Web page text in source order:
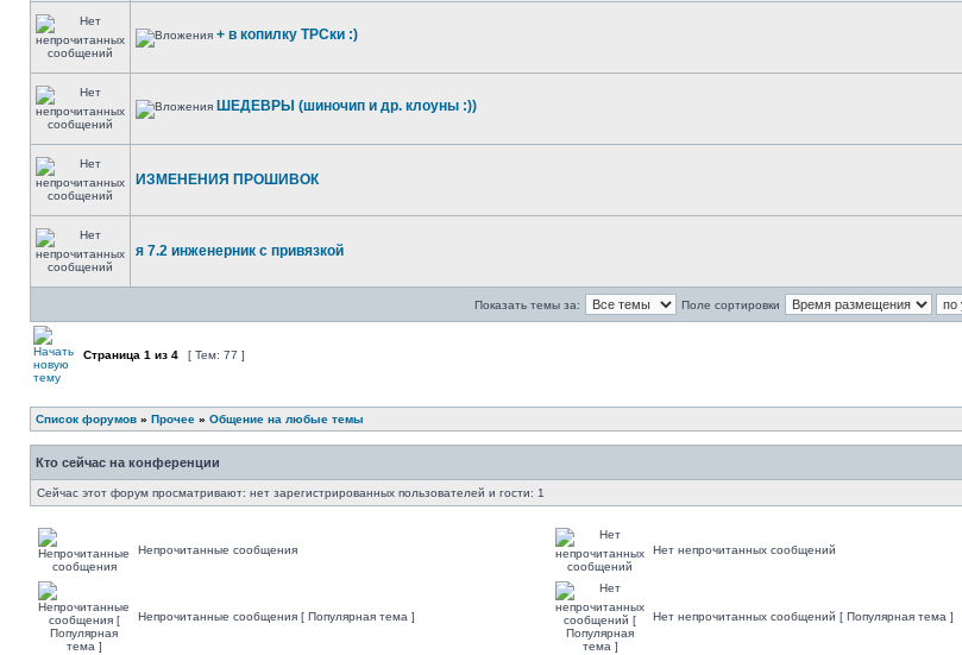
+ в копилку ТРСки :)
ШЕДЕВРЫ (шиночип и др. клоуны :))
ИЗМЕНЕНИЯ ПРОШИВОК
я 7.2 инженерник с привязкой
Показать темы за: Поле сортировки
Страница 1 из 4 [ Тем: 77 ]
Список форумов » Прочее » Общение на любые темы
Кто сейчас на конференции
Сейчас этот форум просматривают: нет зарегистрированных пользователей и гости: 1
Непрочитанные сообщения Нет непрочитанных сообщений
Непрочитанные сообщения [ Популярная тема ] Нет непрочитанных сообщений [ Популярная тема ]